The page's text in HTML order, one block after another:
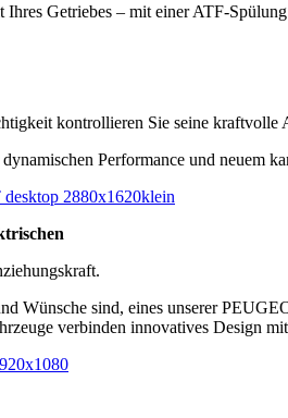
Ihres Getriebes – mit einer ATF-
kontrollieren Sie seine kraftvolle
Performance und neuem
Wünsche sind, eines unserer
verbinden innovatives Design